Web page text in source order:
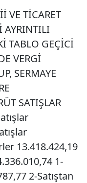
VE TİCARET
AYRINTILI
TABLO GEÇİCİ
VERGİ
SERMAYE
SATIŞLAR
13.418.424,19
1-
2-Satıştan